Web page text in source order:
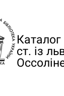
ст. із